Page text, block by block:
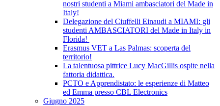
nostri studenti a Miami ambasciatori del Made in
Italy!
Delegazione del Ciuffelli Einaudi a MIAMI: gli
studenti AMBASCIATORI del Made in Italy in
Florida!
Erasmus VET a Las Palmas: scoperta del
territorio!
La talentuosa pittrice Lucy MacGillis ospite nella
fattoria didattica.
PCTO e Apprendistato: le esperienze di Matteo
ed Emma presso CBL Electronics
Giugno 2025